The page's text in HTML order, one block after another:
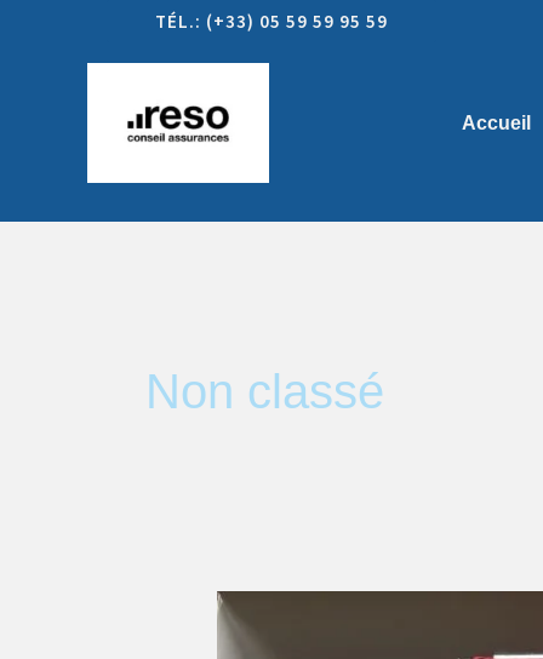
TÉL.: (+33) 05 59 59 95 59
Accueil
Non classé
TIRAGE